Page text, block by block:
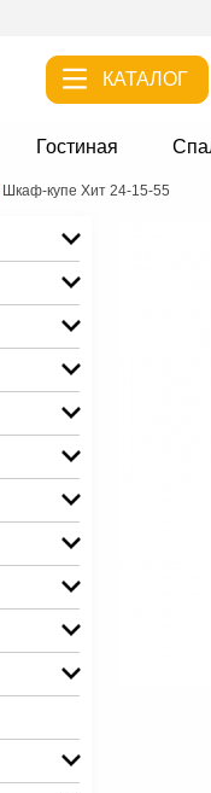
КАТАЛОГ
Гостиная
Шкаф-купе Хит 24-15-55